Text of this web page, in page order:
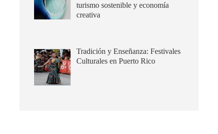
turismo sostenible y economía
creativa
Tradición y Enseñanza: Festivales
Culturales en Puerto Rico